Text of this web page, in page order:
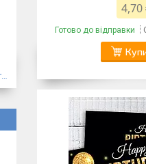
4,70
Готово до відправки
https://www.facebook.com/VashComfort.ua/